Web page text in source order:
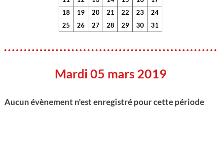
18
19 20 21 22 23
24
25
26 27 28 29 30 31
Mardi 05 mars 2019
Aucun évènement n'est enregistré pour cette période